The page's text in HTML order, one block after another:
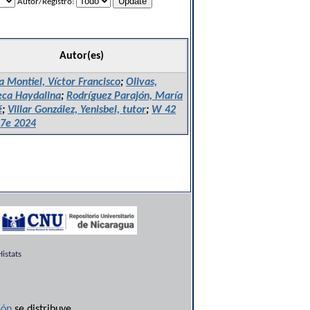
Autor/Registro:
Autor(es)
Montiel, Víctor Francisco; Olivas,
Haydalina; Rodríguez Parajón, María
; Villar González, Yenisbel, tutor; W 42
2024